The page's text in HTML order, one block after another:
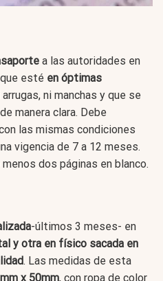
a las autoridades en
esté en óptimas
ni manchas y que se
manera clara. Debe
las mismas condiciones
vigencia de 7 a 12 meses.
dos páginas en blanco.
-últimos 3 meses- en
y otra en físico sacada en
. Las medidas de esta
x 50mm, con ropa de color